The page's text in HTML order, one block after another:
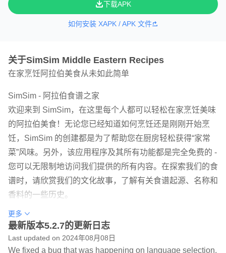
下载APK
如何安装 XAPK / APK 文件
关于SimSim Middle Eastern Recipes
在家烹饪阿拉伯美食从未如此简单
SimSim - 阿拉伯食谱之家
欢迎来到 SimSim，在这里每个人都可以轻松在家烹饪美味
的阿拉伯美食！无论您已经知道如何烹饪还是刚刚开始烹
饪，SimSim 的创建都是为了帮助您在厨房轻松获得“家常
菜”风味。另外，该应用程序及其所有功能都是完全免费的 -
您可以无限制地访问我们提供的所有内容。在探索我们的食
谱时，请欣赏我们的文化故事，了解有关食谱起源、名称和
香料的一些历史。
我们的食谱均来自 Tete Hiba，他为朋友和家人做饭已超过
55 年。这些食谱从她的母亲和她之前的母亲代代相传，保
留了阿拉伯家常菜的味道。
更多
最新版本5.2.7的更新日志
Last updated on 2024年08月08日
We fixed a bug that was happening on language selection.